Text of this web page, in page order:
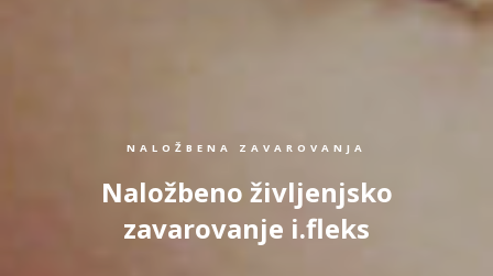
NALOŽBENA ZAVAROVANJA
Naložbeno življenjsko
zavarovanje i.fleks